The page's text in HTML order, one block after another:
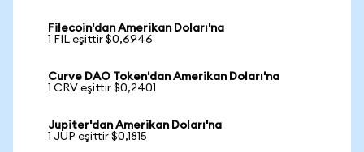
Filecoin'dan Amerikan Doları'na
1 FIL eşittir $0,6946
Curve DAO Token'dan Amerikan Doları'na
1 CRV eşittir $0,2401
Jupiter'dan Amerikan Doları'na
1 JUP eşittir $0,1815